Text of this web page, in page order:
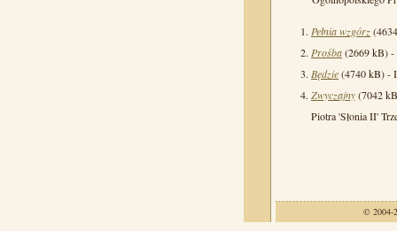
Pełnia wzgórz
Prośba(2669 kB)
Będzie(4740 kB) -
Zwyczajny(7042
Piotra 'Słonia II'
© 2004-